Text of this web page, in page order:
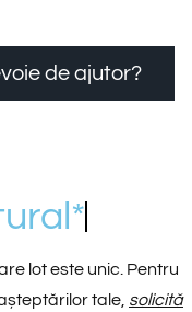
de ajutor?
ura *
lot este unic. Pentru
tale, solicită